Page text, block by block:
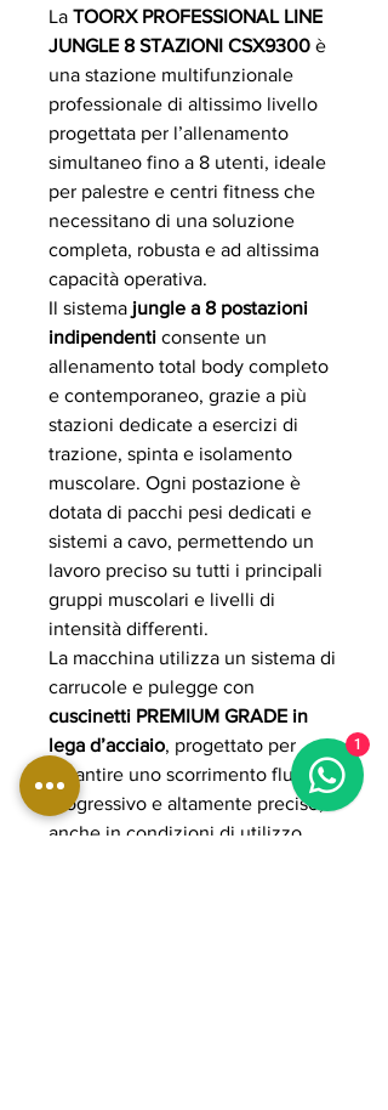
La TOORX PROFESSIONAL LINE
JUNGLE 8 STAZIONI CSX9300 è
una stazione multifunzionale
professionale di altissimo livello
progettata per l’allenamento
simultaneo fino a 8 utenti, ideale
per palestre e centri fitness che
necessitano di una soluzione
completa, robusta e ad altissima
capacità operativa.
Il sistema jungle a 8 postazioni
indipendenti consente un
allenamento total body completo
e contemporaneo, grazie a più
stazioni dedicate a esercizi di
trazione, spinta e isolamento
muscolare. Ogni postazione è
dotata di pacchi pesi dedicati e
sistemi a cavo, permettendo un
lavoro preciso su tutti i principali
gruppi muscolari e livelli di
intensità differenti.
La macchina utilizza un sistema di
carrucole e pulegge con
cuscinetti PREMIUM GRADE in
lega d’acciaio, progettato per
garantire uno scorrimento fluido,
progressivo e altamente preciso,
anche in condizioni di utilizzo
1